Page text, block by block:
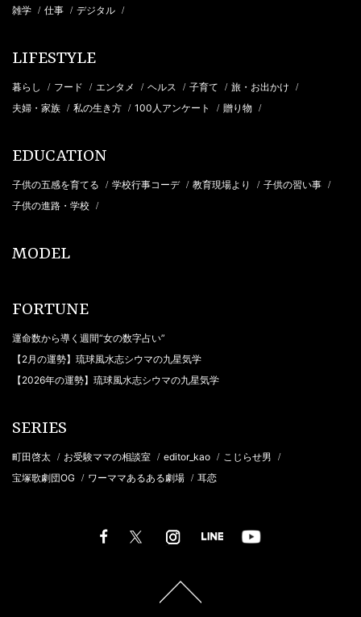
雑学 / 仕事 / デジタル /
LIFESTYLE
暮らし / フード / エンタメ / ヘルス / 子育て / 旅・お出かけ /
夫婦・家族 / 私の生き方 / 100人アンケート / 贈り物 /
EDUCATION
子供の五感を育てる / 学校行事コーデ / 教育現場より / 子供の習い事 /
子供の進路・学校 /
MODEL
FORTUNE
運命数から導く週間“女の数字占い”
【2月の運勢】琉球風水志シウマの九星気学
【2026年の運勢】琉球風水志シウマの九星気学
SERIES
町田啓太 / お受験ママの相談室 / editor_kao / こじらせ男 /
宝塚歌劇団OG / ワーママあるある劇場 / 耳恋